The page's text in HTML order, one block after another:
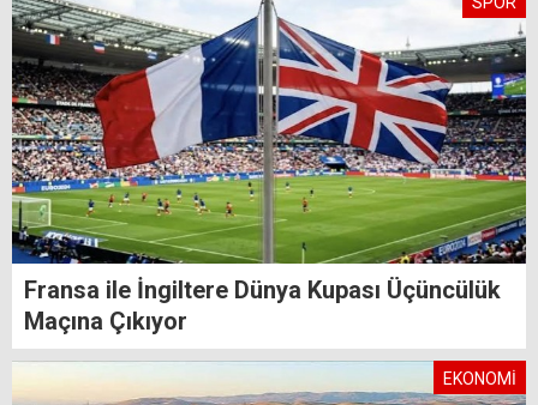
Fransa ile İngiltere Dünya Kupası Üçüncülük
Maçına Çıkıyor
EKONOMİ